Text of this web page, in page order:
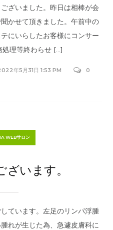
ざいました。昨日は相棒が会
かせて頂きました。午前中の
にいらしたお客様にコンサー
処理等終わらせ […]
年5月31日 1:53 PM 0
WEBサロン
います。
ています。左足のリンパ浮腫
れが生じた為、急遽皮膚科に